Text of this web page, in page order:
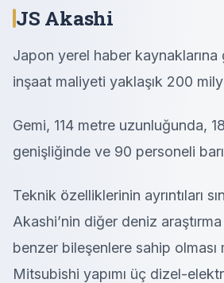
JS Akashi
Japon yerel haber kaynaklarına
inşaat maliyeti yaklaşık 200
Gemi, 114 metre uzunluğunda,
genişliğinde ve 90 personeli
Teknik özelliklerinin ayrıntıları
Akashi’nin diğer deniz
benzer bileşenlere sahip olması
Mitsubishi yapımı üç dizel-